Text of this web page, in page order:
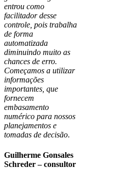
entrou como
facilitador desse
controle, pois trabalha
de forma
automatizada
diminuindo muito as
chances de erro.
Começamos a utilizar
informações
importantes, que
fornecem
embasamento
numérico para nossos
planejamentos e
tomadas de decisão.
Guilherme Gonsales
Schreder – consultor